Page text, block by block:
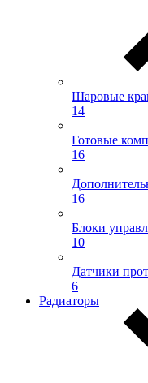
Шаровые
14
Готовые
16
16
Блоки
10
Датчики
6
Радиаторы